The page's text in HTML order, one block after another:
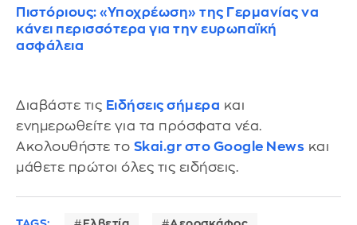
Πιστόριους: «Υποχρέωση» της Γερμανίας να
κάνει περισσότερα για την ευρωπαϊκή
ασφάλεια
Διαβάστε τις Ειδήσεις σήμερα και
ενημερωθείτε για τα πρόσφατα νέα.
Ακολουθήστε το Skai.gr στο Google News και
μάθετε πρώτοι όλες τις ειδήσεις.